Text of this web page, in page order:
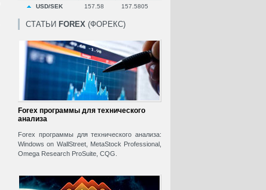
USD/SEK
157.58 157.5805
СТАТЬИ FOREX (ФОРЕКС)
Forex программы для технического
анализа
Forex программы для технического анализа:
Windows on WallStreet, MetaStock Professional,
Omega Research ProSuite, CQG.